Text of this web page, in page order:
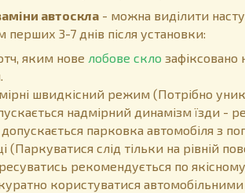
автоскла - можна виділити
перших 3-7 днів після установки:
яким нове лобове скло
швидкісний режим (Потрібно
надмірний динамізм їзди -
парковка автомобіля з
(Паркуватися слід тільки на рівній
рекомендується по
користуватися